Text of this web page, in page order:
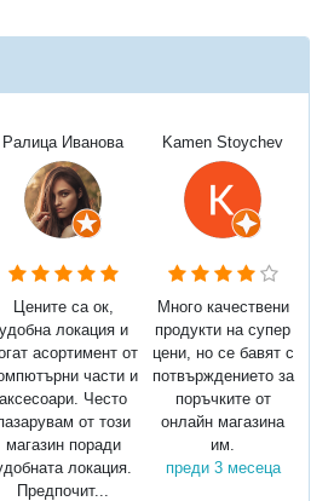
Ралица Иванова
Цените са ок,
удобна локация и
асортимент от
части и
аксесоари. Често
от този
магазин поради
локация.
Предпочит...
Kamen Stoychev
Много качествени
продукти на супер
цени, но се бавят с
потвърждението за
поръчките от
онлайн магазина
им.
преди 3 месеца